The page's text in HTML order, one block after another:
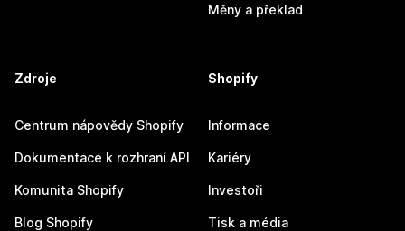
Měny a překlad
Zdroje
Centrum nápovědy Shopify
Dokumentace k rozhraní API
Komunita Shopify
Blog Shopify
Shopify
Informace
Kariéry
Investoři
Tisk a média